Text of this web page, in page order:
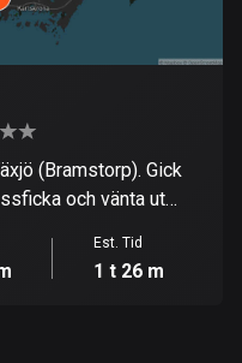
(Bramstorp). Gick
och vänta ut
Est. Tid
1 t 26 m